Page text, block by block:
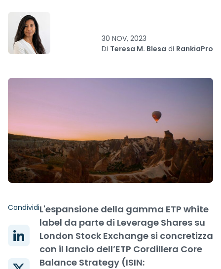
30 NOV, 2023
Di Teresa M. Blesa di RankiaPro
CondividiL'espansione della gamma ETP white
label da parte di Leverage Shares su
London Stock Exchange si concretizza
con il lancio dell’ETP Cordillera Core
Balance Strategy (ISIN: